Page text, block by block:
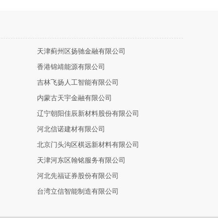
天津蓟州区扬驰金融有限公司
香港锦靖能源有限公司
吉林飞扬人工智能有限公司
内蒙古天宇金融有限公司
辽宁朝阳佳辰新材料股份有限公司
河北信诺建材有限公司
北京门头沟区棋远新材料有限公司
天津河东区翰铭服务有限公司
河北先福证券股份有限公司
台湾立信智能制造有限公司